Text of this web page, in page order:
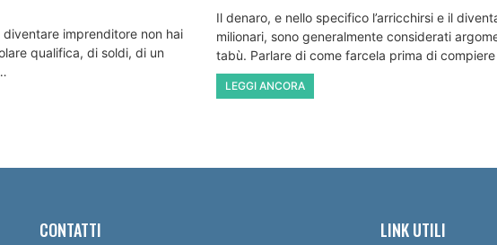
imprenditore non hai
qualifica, di soldi, di un
Il denaro, e nello specifico l’arricchirsi e il
milionari, sono generalmente considerati
tabù. Parlare di come farcela prima di
LEGGI ANCORA
CONTATTI LINK UTILI